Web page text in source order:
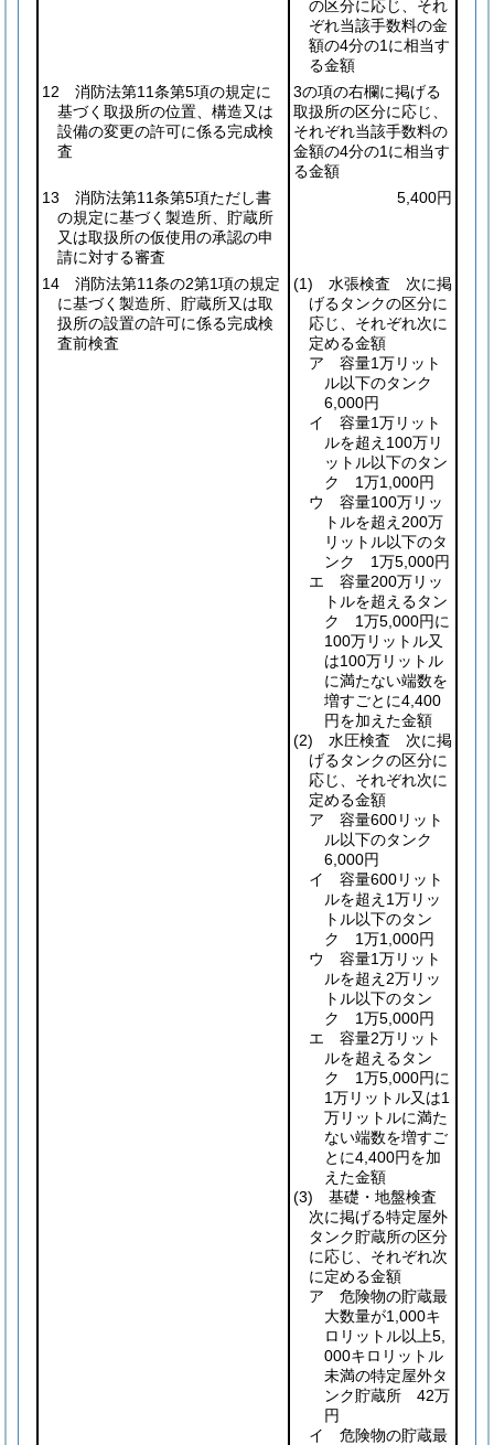
の区分に応じ、それ
ぞれ当該手数料の金
額の4分の1に相当す
る金額
12 消防法第11条第5項の規定に
基づく取扱所の位置、構造又は
設備の変更の許可に係る完成検
査
3の項の右欄に掲げる
取扱所の区分に応じ、
それぞれ当該手数料の
金額の4分の1に相当す
る金額
13 消防法第11条第5項ただし書
の規定に基づく製造所、貯蔵所
又は取扱所の仮使用の承認の申
請に対する審査
5,400円
14 消防法第11条の2第1項の規定
に基づく製造所、貯蔵所又は取
扱所の設置の許可に係る完成検
査前検査
(1) 水張検査 次に掲
げるタンクの区分に
応じ、それぞれ次に
定める金額
ア 容量1万リット
ル以下のタンク
6,000円
イ 容量1万リット
ルを超え100万リ
ットル以下のタン
ク 1万1,000円
ウ 容量100万リッ
トルを超え200万
リットル以下のタ
ンク 1万5,000円
エ 容量200万リッ
トルを超えるタン
ク 1万5,000円に
100万リットル又
は100万リットル
に満たない端数を
増すごとに4,400
円を加えた金額
(2) 水圧検査 次に掲
げるタンクの区分に
応じ、それぞれ次に
定める金額
ア 容量600リット
ル以下のタンク
6,000円
イ 容量600リット
ルを超え1万リッ
トル以下のタン
ク 1万1,000円
ウ 容量1万リット
ルを超え2万リッ
トル以下のタン
ク 1万5,000円
エ 容量2万リット
ルを超えるタン
ク 1万5,000円に
1万リットル又は1
万リットルに満た
ない端数を増すご
とに4,400円を加
えた金額
(3) 基礎・地盤検査
次に掲げる特定屋外
タンク貯蔵所の区分
に応じ、それぞれ次
に定める金額
ア 危険物の貯蔵最
大数量が1,000キ
ロリットル以上5,
000キロリットル
未満の特定屋外タ
ンク貯蔵所 42万
円
イ 危険物の貯蔵最